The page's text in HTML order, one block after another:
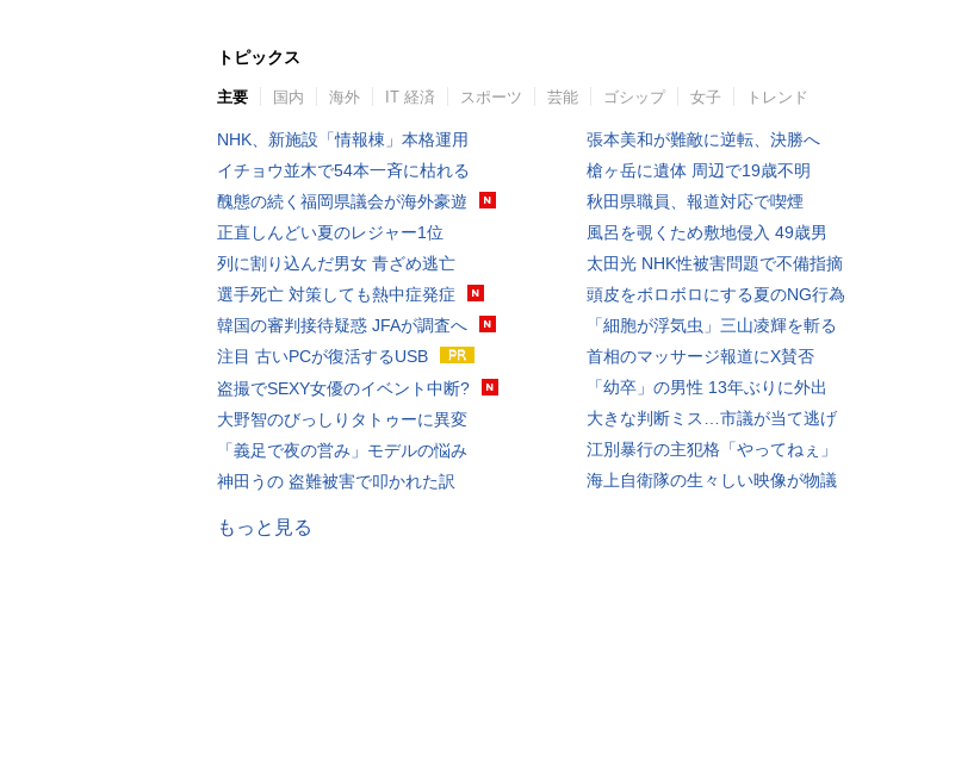
トピックス
主要 国内 海外 IT 経済 スポーツ 芸能 ゴシップ 女子 トレンド
NHK、新施設「情報棟」本格運用
イチョウ並木で54本一斉に枯れる
醜態の続く福岡県議会が海外豪遊
正直しんどい夏のレジャー1位
列に割り込んだ男女 青ざめ逃亡
選手死亡 対策しても熱中症発症
韓国の審判接待疑惑 JFAが調査へ
注目 古いPCが復活するUSB
盗撮でSEXY女優のイベント中断?
大野智のびっしりタトゥーに異変
「義足で夜の営み」モデルの悩み
神田うの 盗難被害で叩かれた訳
張本美和が難敵に逆転、決勝へ
槍ヶ岳に遺体 周辺で19歳不明
秋田県職員、報道対応で喫煙
風呂を覗くため敷地侵入 49歳男
太田光 NHK性被害問題で不備指摘
頭皮をボロボロにする夏のNG行為
「細胞が浮気虫」三山凌輝を斬る
首相のマッサージ報道にX賛否
「幼卒」の男性 13年ぶりに外出
大きな判断ミス…市議が当て逃げ
江別暴行の主犯格「やってねぇ」
海上自衛隊の生々しい映像が物議
もっと見る